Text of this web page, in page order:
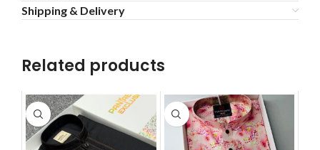
Shipping & Delivery
Related products